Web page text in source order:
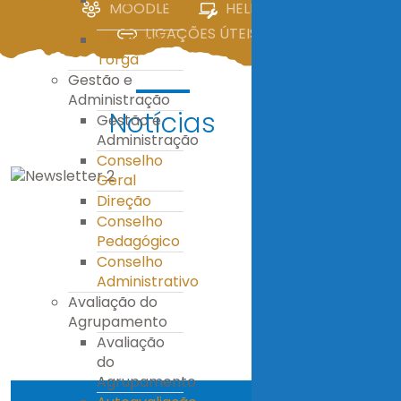
IV
E.S. Miguel
Torga
Gestão e
Administração
Gestão e
Administração
Conselho
Geral
Direção
Conselho
Pedagógico
Conselho
Administrativo
Avaliação do
Agrupamento
Avaliação
do
Agrupamento
MOODLE
HELPDESK
LIGAÇÕES ÚTEIS
Notícias